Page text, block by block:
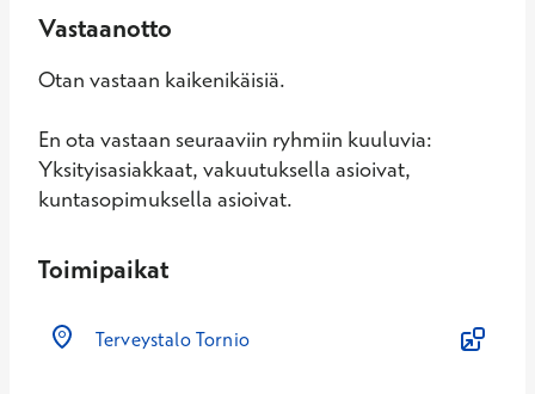
Vastaanotto
Otan vastaan kaikenikäisiä.
En ota vastaan seuraaviin ryhmiin kuuluvia:
Yksityisasiakkaat, vakuutuksella asioivat,
kuntasopimuksella asioivat.
Toimipaikat
Terveystalo Tornio